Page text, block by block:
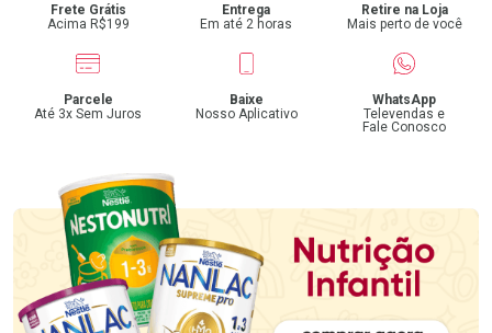
Frete Grátis
Acima R$199
Entrega
Em até 2 horas
Retire na Loja
Mais perto de você
Parcele
Até 3x Sem Juros
Baixe
Nosso Aplicativo
WhatsApp
Televendas e
Fale Conosco